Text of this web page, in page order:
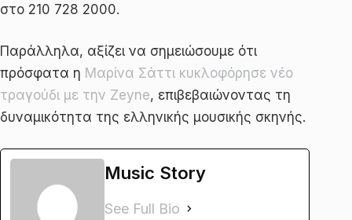
στο 210 728 2000.
Παράλληλα, αξίζει να σημειώσουμε ότι
πρόσφατα η Μαρίνα Σάττι κυκλοφόρησε νέο
τραγούδι με την Zeyne, επιβεβαιώνοντας τη
δυναμικότητα της ελληνικής μουσικής σκηνής.
Music Story
See Full Bio